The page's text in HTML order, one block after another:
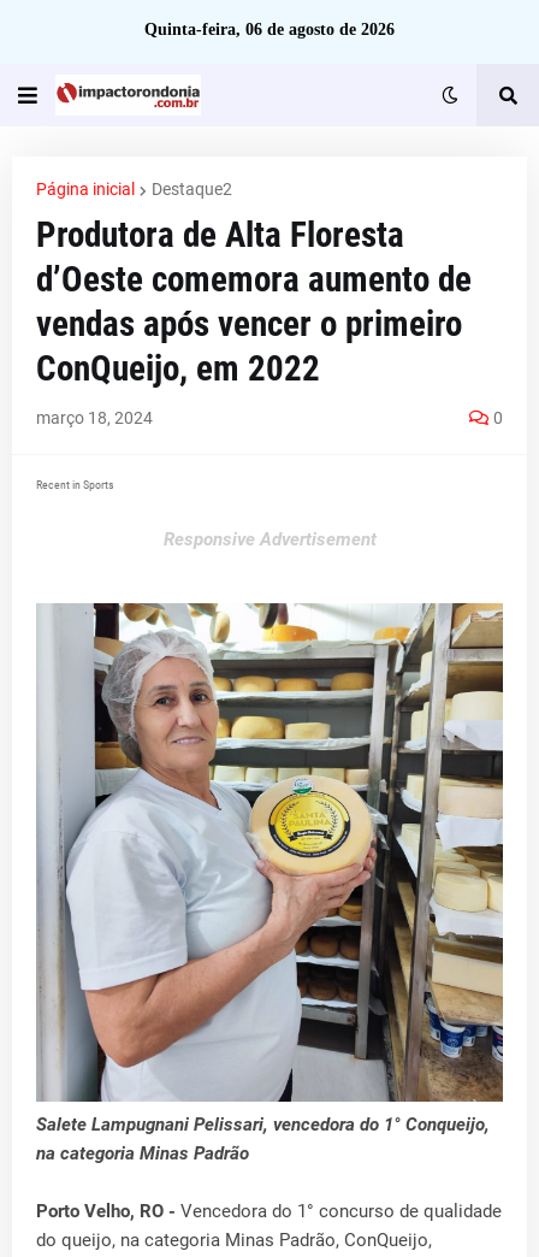
Quinta-feira, 06 de agosto de 2026
Página inicial Destaque2
Produtora de Alta Floresta
d’Oeste comemora aumento de
vendas após vencer o primeiro
ConQueijo, em 2022
março 18, 2024 0
Recent in Sports
Responsive Advertisement
Salete Lampugnani Pelissari, vencedora do 1° Conqueijo,
na categoria Minas Padrão
Porto Velho, RO - Vencedora do 1° concurso de qualidade
do queijo, na categoria Minas Padrão, ConQueijo,